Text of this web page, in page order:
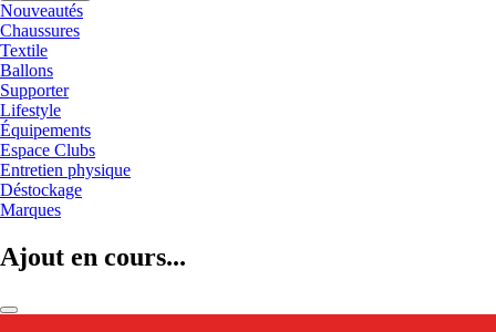
Nouveautés
Chaussures
Textile
Ballons
Supporter
Lifestyle
Équipements
Espace Clubs
Entretien physique
Déstockage
Marques
Ajout en cours...